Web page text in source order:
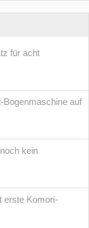
für acht
Bogenmaschine auf
kein
erste Komori-